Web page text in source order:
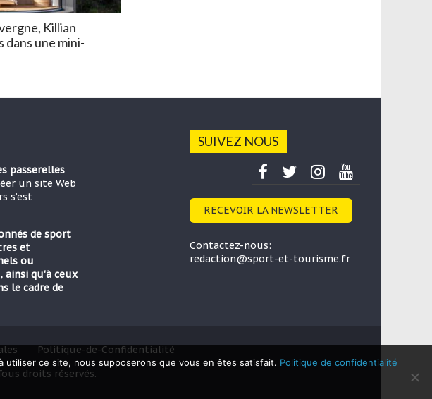
Killian
une mini-
passerelles
un site Web
s’est
de sport
et
ou
ainsi qu'à ceux
le cadre de
SUIVEZ NOUS
RECEVOIR LA NEWSLETTER
Contactez-nous:
redaction@sport-et-tourisme.fr
Politique-de-Confidentialité
droits réservés.
ce site, nous supposerons que vous en êtes satisfait. Politique de confidentialité